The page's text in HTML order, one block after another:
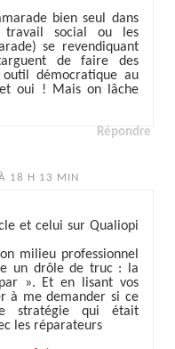
bien seul dans
social ou les
se revendiquant
de faire des
démocratique au
oui ! Mais on lâche
Répondre
18 H 13 MIN
et celui sur Qualiopi
milieu professionnel
un drôle de truc : la
». Et en lisant vos
à me demander si ce
stratégie qui était
les réparateurs